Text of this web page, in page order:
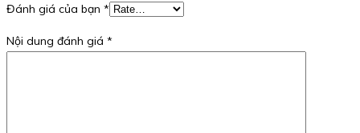
Đánh giá của bạn *
Nội dung đánh giá *